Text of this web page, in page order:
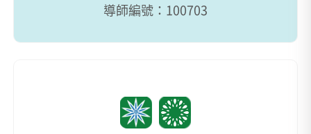
導師編號：100703